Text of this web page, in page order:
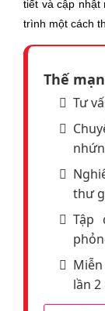
HỒ SƠ CÔNG
Bảng
Đơn xin
Giấy
Tờ khai
Sao kê
chủ
Sổ lương
Báo cáo
Giấy xác
tiết và cập nhật
trình một cách
Thế
Tư
thư
Tập
lần 2